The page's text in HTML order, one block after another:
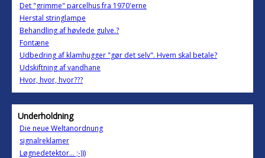
Det "grimme" parcelhus fra 1970'erne
Herstal stringlampe
Behandling af høvlede gulve.?
Fontæne
Udbedring af klamhugger "gør det selv". Hvem skal betale?
Udskiftning af vandhane
Hvor, hvor, hvor???
Underholdning
Die neue Weltanordnung
signalreklamer
Løgnedetektor... ;-)))